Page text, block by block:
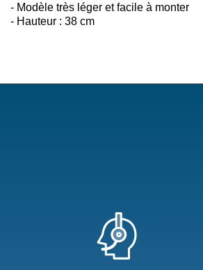
- Modèle très léger et facile à monter
- Hauteur : 38 cm